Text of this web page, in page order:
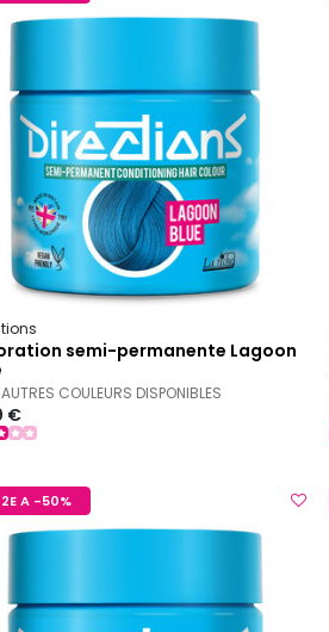
semi-permanente Lagoon
COULEURS DISPONIBLES
€
2E A -50%